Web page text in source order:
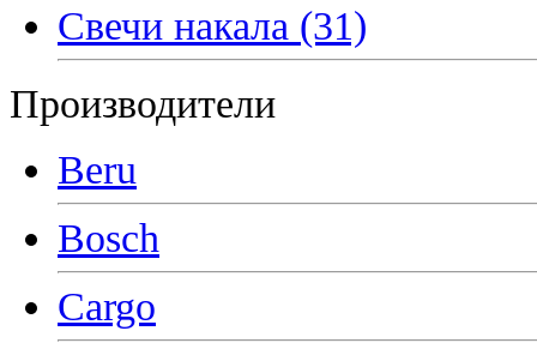
Свечи накала (31)
Производители
Beru
Bosch
Cargo